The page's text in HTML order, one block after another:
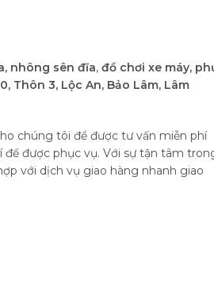
nhông sên đĩa, đồ chơi xe máy,
Thôn 3, Lộc An, Bảo Lâm, Lâm
chúng tôi để được tư vấn miễn phí
để được phục vụ. Với sự tận tâm
với dịch vụ giao hàng nhanh giao